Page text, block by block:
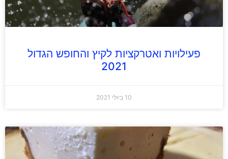
פעילויות ואטרקציות לקיץ והחופש הגדול
2021
10 ביולי 2021